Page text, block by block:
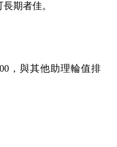
期者佳。
，與其他助理輪值排